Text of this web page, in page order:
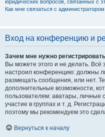
юридических вопросов, связанных с
Как мне связаться с
Вход на конференцию и
Зачем мне нужно
Вы можете этого и не делать. Всё
настроил конференцию: должны
размещать сообщения, или нет.
дополнительные возможности,
пользователям: аватары, личные
участие в группах и т. д.
поэтому мы рекомендуем это
Вернуться к началу